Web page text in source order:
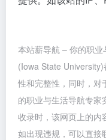
本站薪导航 – 你的职
(Iowa State
性和完整性，同时，对
的职业与生活导航专
收录时，该网页上的内
如出现违规，可以直接